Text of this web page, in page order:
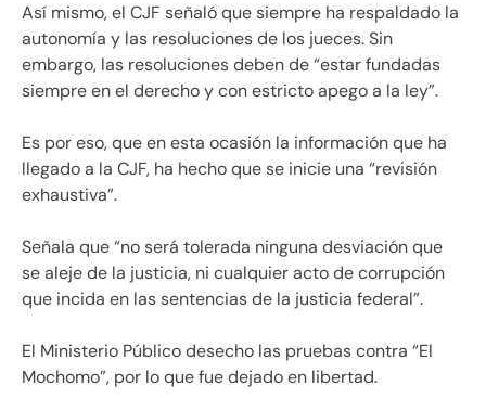
Así mismo, el CJF señaló que siempre ha respaldado la
autonomía y las resoluciones de los jueces. Sin
embargo, las resoluciones deben de “estar fundadas
siempre en el derecho y con estricto apego a la ley”.
Es por eso, que en esta ocasión la información que ha
llegado a la CJF, ha hecho que se inicie una “revisión
exhaustiva”.
Señala que “no será tolerada ninguna desviación que
se aleje de la justicia, ni cualquier acto de corrupción
que incida en las sentencias de la justicia federal”.
El Ministerio Público desecho las pruebas contra “El
Mochomo”, por lo que fue dejado en libertad.